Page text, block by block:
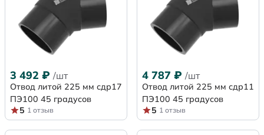
3 492 ₽ /шт
Отвод литой 225 мм сдр17
ПЭ100 45 градусов
5 1 отзыв
4 787 ₽ /шт
Отвод литой 225 мм сдр11
ПЭ100 45 градусов
5 1 отзыв